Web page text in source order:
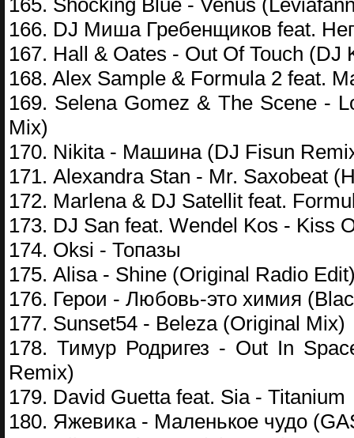
165. Shocking Blue - Venus
166. DJ Миша Гребенщиков feat.
167. Hall & Oates - Out Of Touch
168. Alex Sample & Formula 2 feat.
169. Selena Gomez & The Scene -
Mix)
170. Nikita - Машина (DJ Fisun
171. Alexandra Stan - Mr. Saxobeat
172. Marlena & DJ Satellit feat.
173. DJ San feat. Wendel Kos - Kiss
174. Oksi - Топазы
175. Alisa - Shine (Original Radio
176. Герои - Любовь-это химия
177. Sunset54 - Beleza (Original Mix)
178. Тимур Родригез - Out In
Remix)
179. David Guetta feat. Sia - Titanium
180. Яжевика - Маленькое чудо